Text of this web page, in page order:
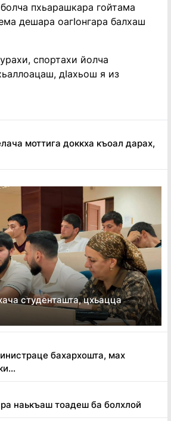
моттига доккха къоал дарах,
студенташта, цхьацца
бахархошта, мах
наькъаш тоадеш ба болхлой
пхьарашкара гойтама
дешара оагӏонгара балхаш
спортахи йолча
дӏахьош я из